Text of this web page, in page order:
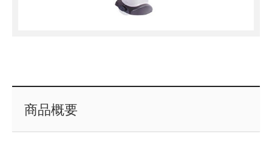
商品概要